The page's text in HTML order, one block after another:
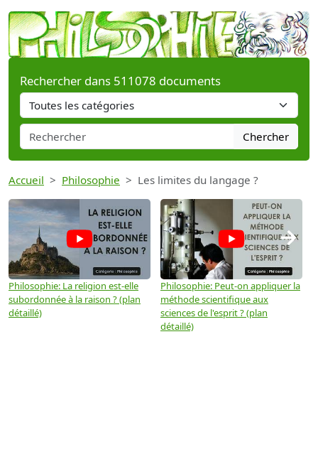
Rechercher dans 511078 documents
Chercher
Accueil Philosophie Les limites du langage ?
Philosophie: La religion est-elle
subordonnée à la raison ? (plan
détaillé)
Philosophie: Peut-on appliquer la
méthode scientifique aux
sciences de l'esprit ? (plan
détaillé)
→